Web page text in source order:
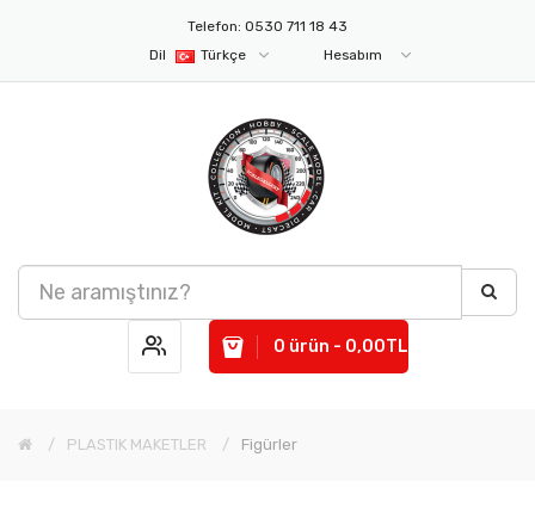
Telefon: 0530 711 18 43
Dil
Türkçe Hesabım
0 ürün - 0,00TL
PLASTIK MAKETLER Figürler